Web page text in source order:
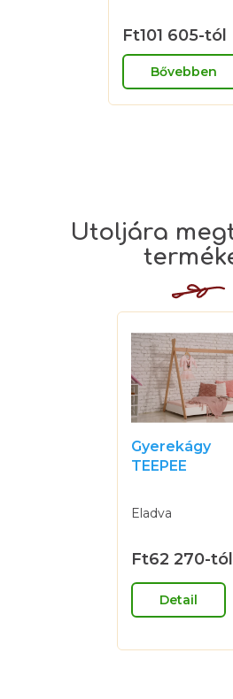
Ft101 605-tól
Bővebben
Gyerekágy
TEEPEE
termék
5-
ből
csillag.
Eladva
Ft62 270-tól
Detail